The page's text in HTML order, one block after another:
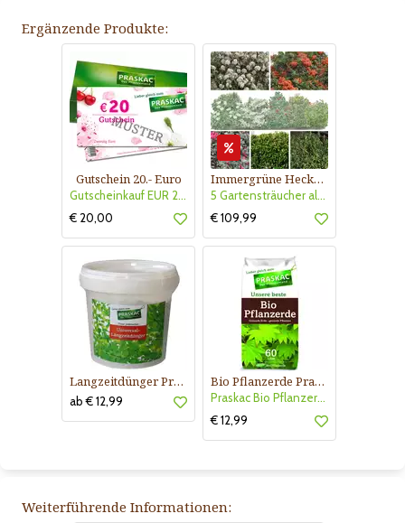
Ergänzende Produkte:
Gutschein 20.- Euro
Gutscheinkauf EUR 20.-
€ 20,00
Immergrüne Hecke - Kollektion Nr. 415
5 Gartensträucher als Sichtschutz - sonnig und halbschattig
€ 109,99
Langzeitdünger Praskac
ab € 12,99
Bio Pflanzerde Praskac
Praskac Bio Pflanzerde
€ 12,99
Weiterführende Informationen: